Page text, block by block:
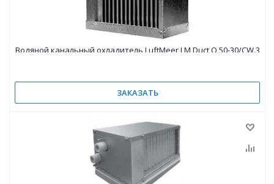
Водяной канальный охладитель LuftMeer LM Duct Q 50-30/CW.3
ЗАКАЗАТЬ